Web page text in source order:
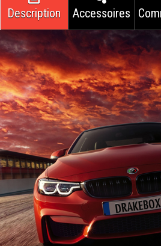
Description Accessoires